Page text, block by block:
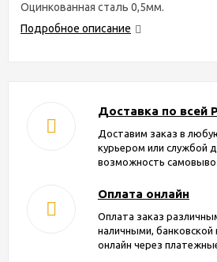
Оцинкованная сталь 0,5мм.
Подробное описание
Доставка по всей
Доставим заказ в
курьером или службой
возможность
Оплата онлайн
Оплата заказ
наличными, банковской
онлайн через